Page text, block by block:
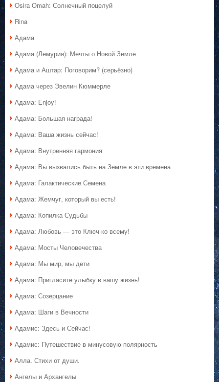
Osira Omah: Солнечный поцелуй
Rina
Адама
Адама (Лемурия): Мечты о Новой Земле
Адама и Аштар: Поговорим? (серьёзно)
Адама через Эвелин Кюммерле
Адама: Enjoy!
Адама: Большая награда!
Адама: Ваша жизнь сейчас!
Адама: Внутренняя гармония
Адама: Вы вызвались быть на Земле в эти времена
Адама: Галактические Семена
Адама: Жемчуг, который вы есть!
Адама: Копилка Судьбы
Адама: Любовь — это Ключ ко всему!
Адама: Мосты Человечества
Адама: Мы мир, мы дети
Адама: Пригласите улыбку в вашу жизнь!
Адама: Созерцание
Адама: Шаги в Вечности
Адамис: Здесь и Сейчас!
Адамис: Путешествие в минусовую полярность
Алла. Стихи от души.
Ангелы и Архангелы